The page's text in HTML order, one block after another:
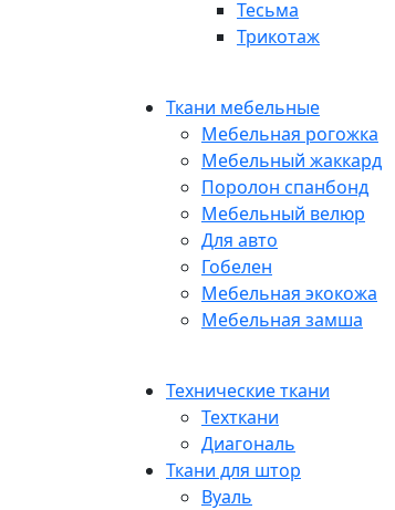
Тесьма
Трикотаж
Ткани мебельные
Мебельная рогожка
Мебельный жаккард
Поролон спанбонд
Мебельный велюр
Для авто
Гобелен
Мебельная экокожа
Мебельная замша
Технические ткани
Техткани
Диагональ
Ткани для штор
Вуаль